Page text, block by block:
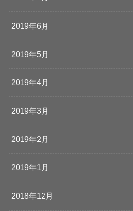
2019年6月
2019年5月
2019年4月
2019年3月
2019年2月
2019年1月
2018年12月